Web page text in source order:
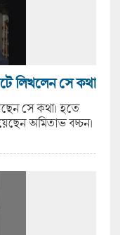
লিখলেন সে কথা
সে কথা। হতে
অমিতাভ বচ্চন।